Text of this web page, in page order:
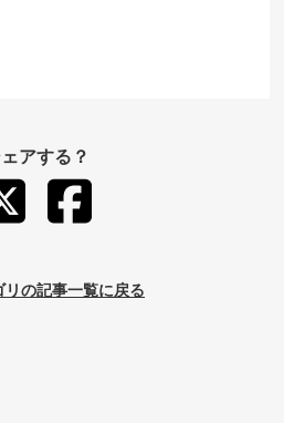
アする？
リの記事一覧に戻る